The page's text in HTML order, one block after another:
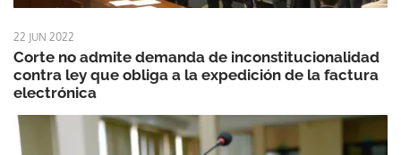
22 JUN 2022
Corte no admite demanda de inconstitucionalidad
contra ley que obliga a la expedición de la factura
electrónica